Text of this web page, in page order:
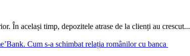
În același timp, depozitele atrase de la clienți au crescut...
Cum s-a schimbat relația românilor cu banca